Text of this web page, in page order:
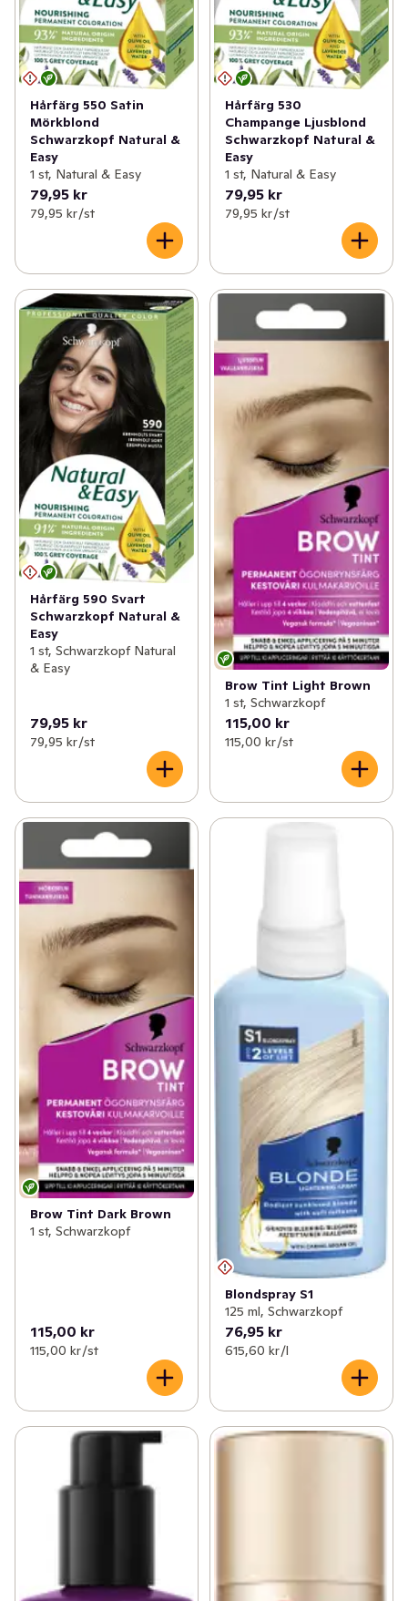
Hårfärg 550 Satin
Mörkblond
Schwarzkopf Natural &
Easy
1 st, Natural & Easy
79,95 kr
79,95 kr /st
Hårfärg 530
Champange Ljusblond
Schwarzkopf Natural &
Easy
1 st, Natural & Easy
79,95 kr
79,95 kr /st
Hårfärg 590 Svart
Schwarzkopf Natural &
Easy
1 st, Schwarzkopf Natural
& Easy
79,95 kr
79,95 kr /st
Brow Tint Light Brown
1 st, Schwarzkopf
115,00 kr
115,00 kr /st
Brow Tint Dark Brown
1 st, Schwarzkopf
115,00 kr
115,00 kr /st
Blondspray S1
125 ml, Schwarzkopf
76,95 kr
615,60 kr /l